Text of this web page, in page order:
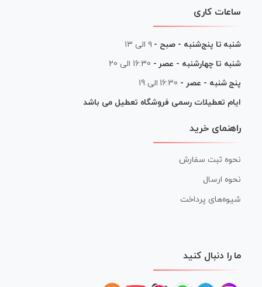
ساعات کاری
شنبه تا پنج‌شنبه - صبح - ۹ الی ۱۳
شنبه تا چهارشنبه - عصر - 16:30 الی 20
پنج شنبه - عصر - 16:30 الی 19
ایام تعطیلات رسمی فروشگاه تعطیل می باشد
راهنمای خرید
نحوه ثبت سفارش
نحوه ارسال
شیوه‌های پرداخت
ما را دنبال کنید